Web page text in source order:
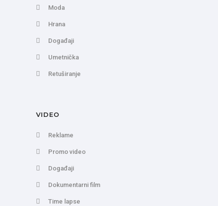
Moda
Hrana
Događaji
Umetnička
Retuširanje
VIDEO
Reklame
Promo video
Događaji
Dokumentarni film
Time lapse